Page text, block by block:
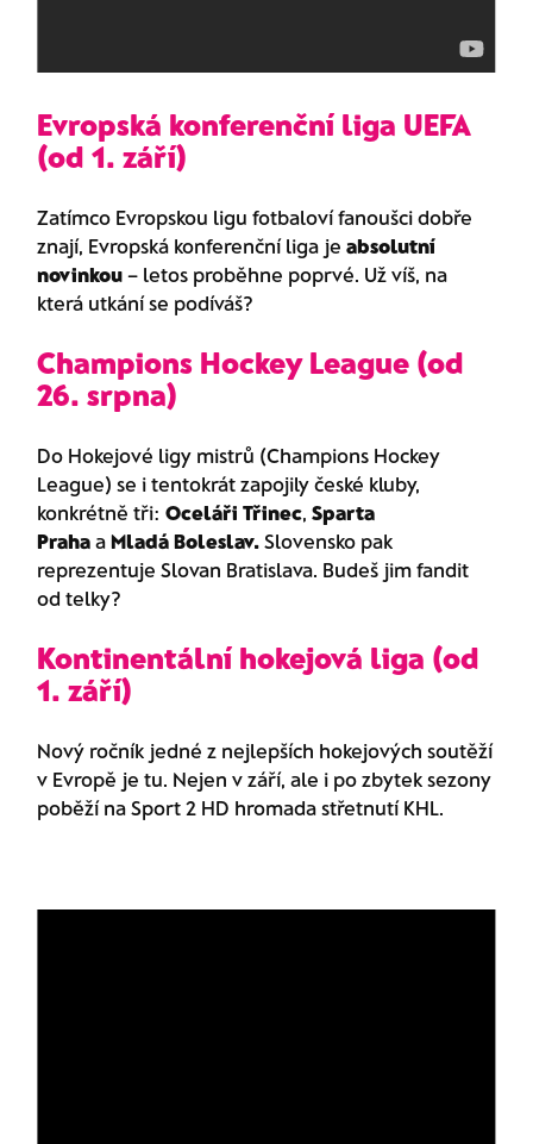
Evropská konferenční liga UEFA
(od 1. září)
Zatímco Evropskou ligu fotbaloví fanoušci dobře
znají, Evropská konferenční liga jeabsolutní
novinkou – letos proběhne poprvé. Už víš, na
která utkání se podíváš?
Champions Hockey League (od
26. srpna)
Do Hokejové ligy mistrů (Champions Hockey
League) se i tentokrát zapojily české kluby,
konkrétně tři:Oceláři Třinec,Sparta
Praha aMladá Boleslav. Slovensko pak
reprezentuje Slovan Bratislava. Budeš jim fandit
od telky?
Kontinentální hokejová liga (od
1. září)
Nový ročník jedné z nejlepších hokejových soutěží
v Evropě je tu. Nejen v září, ale i po zbytek sezony
poběží na Sport 2 HD hromada střetnutí KHL.